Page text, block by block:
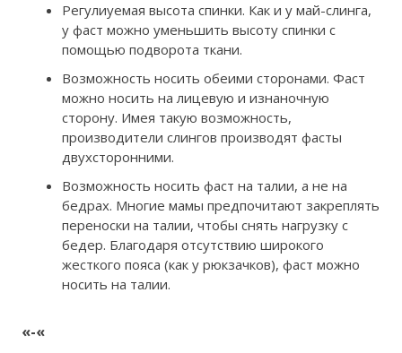
Регулиуемая высота спинки. Как и у май-слинга,
у фаст можно уменьшить высоту спинки с
помощью подворота ткани.
Возможность носить обеими сторонами. Фаст
можно носить на лицевую и изнаночную
сторону. Имея такую возможность,
производители слингов производят фасты
двухсторонними.
Возможность носить фаст на талии, а не на
бедрах. Многие мамы предпочитают закреплять
переноски на талии, чтобы снять нагрузку с
бедер. Благодаря отсутствию широкого
жесткого пояса (как у рюкзачков), фаст можно
носить на талии.
«-«